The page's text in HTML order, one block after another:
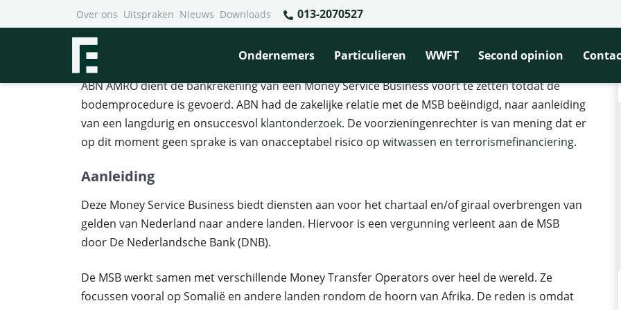
Over ons Uitspraken Nieuws Downloads 013-2070527
Ondernemers Particulieren WWFT Second opinion
Financieel Recht Advocaten>Uitspraken>ABN beëindigd zakelijke bankrelatie wegens onvoltooid cliëntenonderzoek
ABN beëindigd zakelijke bankrelatie wegens onvoltooid
ABN AMRO dient de bankrekening van een Money Service Business voort te zetten totdat de
bodemprocedure is gevoerd. ABN had de zakelijke relatie met de MSB beëindigd, naar aanleiding
van een langdurig en onsuccesvol klantonderzoek. De voorzieningenrechter is van mening dat er
op dit moment geen sprake is van onacceptabel risico op witwassen en terrorismefinanciering.
Aanleiding
Deze Money Service Business biedt diensten aan voor het chartaal en/of giraal overbrengen van
gelden van Nederland naar andere landen. Hiervoor is een vergunning verleent aan de MSB
door De Nederlandsche Bank (DNB).
De MSB werkt samen met verschillende Money Transfer Operators over heel de wereld. Ze
focussen vooral op Somalië en andere landen rondom de hoorn van Afrika. De reden is omdat